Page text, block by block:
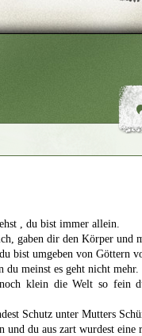
, du bist immer allein.
gaben dir den Körper und
bist umgeben von Göttern
du meinst es geht nicht mehr.
klein die Welt so fein
Schutz unter Mutters
und du aus zart wurdest